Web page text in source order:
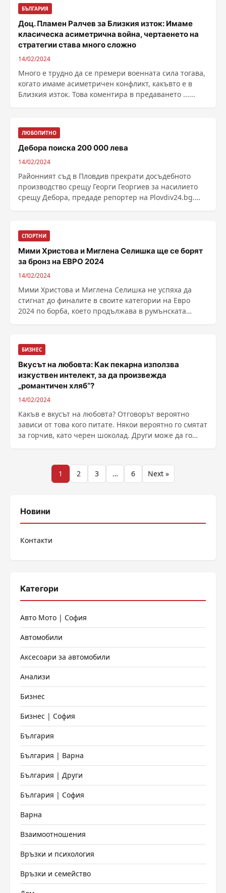
БЪЛГАРИЯ
Доц. Пламен Ралчев за Близкия изток: Имаме
класическа асиметрична война, чертаенето на
стратегии става много сложно
14/02/2024
Много е трудно да се премери военната сила тогава,
когато имаме асиметричен конфликт, какъвто е в
Близкия изток. Това коментира в предаването ......
ЛЮБОПИТНО
Дебора поиска 200 000 лева
14/02/2024
Районният съд в Пловдив прекрати досъдебното
производство срещу Георги Георгиев за насилието
срещу Дебора, предаде репортер на Plovdiv24.bg.
СПОРТНИ
Мими Христова и Миглена Селишка ще се борят
за бронз на ЕВРО 2024
14/02/2024
Мими Христова и Миглена Селишка не успяха да
стигнат до финалите в своите категории на Евро
2024 по борба, което продължава в румънската
БИЗНЕС
Вкусът на любовта: Как пекарна използва
изкуствен интелект, за да произвежда
„романтичен хляб“?
14/02/2024
Какъв е вкусът на любовта? Отговорът вероятно
зависи от това кого питате. Някои вероятно го смятат
за горчив, като черен шоколад. Други може да го
Разделяне
публикациите
1 2 3 … 6 Next »
Новини
Контакти
Категори
Авто Мото | София
Автомобили
Аксесоари за автомобили
Анализи
Бизнес
Бизнес | София
България
България | Варна
България | Други
България | София
Варна
Взаимоотношения
Връзки и психология
Връзки и семейство